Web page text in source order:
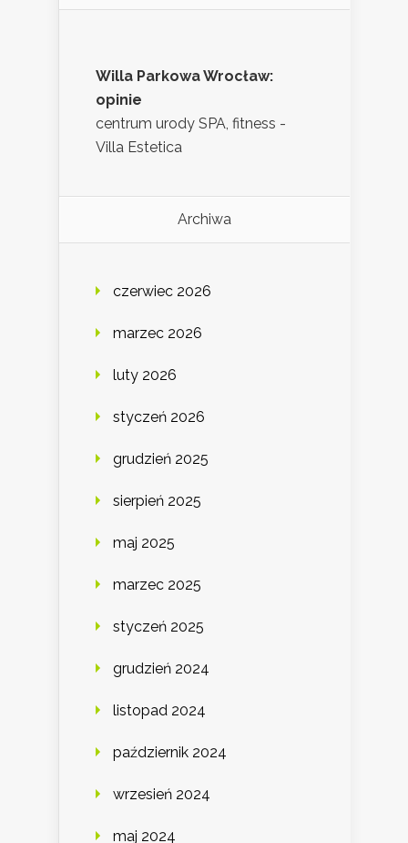
Willa Parkowa Wrocław:
opinie
centrum urody SPA, fitness -
Villa Estetica
Archiwa
czerwiec 2026
marzec 2026
luty 2026
styczeń 2026
grudzień 2025
sierpień 2025
maj 2025
marzec 2025
styczeń 2025
grudzień 2024
listopad 2024
październik 2024
wrzesień 2024
maj 2024